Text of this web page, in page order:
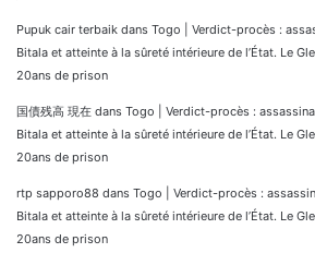
Pupuk cair terbaik dans Togo | Verdict-procès :
Bitala et atteinte à la sûreté intérieure de l’État. Le
20ans de prison
国債残高 現在 dans Togo | Verdict-procès :
Bitala et atteinte à la sûreté intérieure de l’État. Le
20ans de prison
rtp sapporo88 dans Togo | Verdict-procès :
Bitala et atteinte à la sûreté intérieure de l’État. Le
20ans de prison